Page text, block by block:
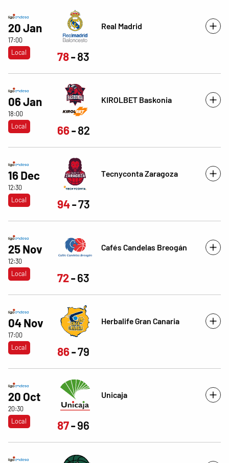
20 Jan
17:00
Local
Real Madrid
78 83
06 Jan
18:00
Local
KIROLBET Baskonia
66 82
16 Dec
12:30
Local
Tecnyconta Zaragoza
94 73
25 Nov
12:30
Local
Cafés Candelas Breogán
72 63
04 Nov
17:00
Local
Herbalife Gran Canaria
86 79
20 Oct
20:30
Local
Unicaja
87 96